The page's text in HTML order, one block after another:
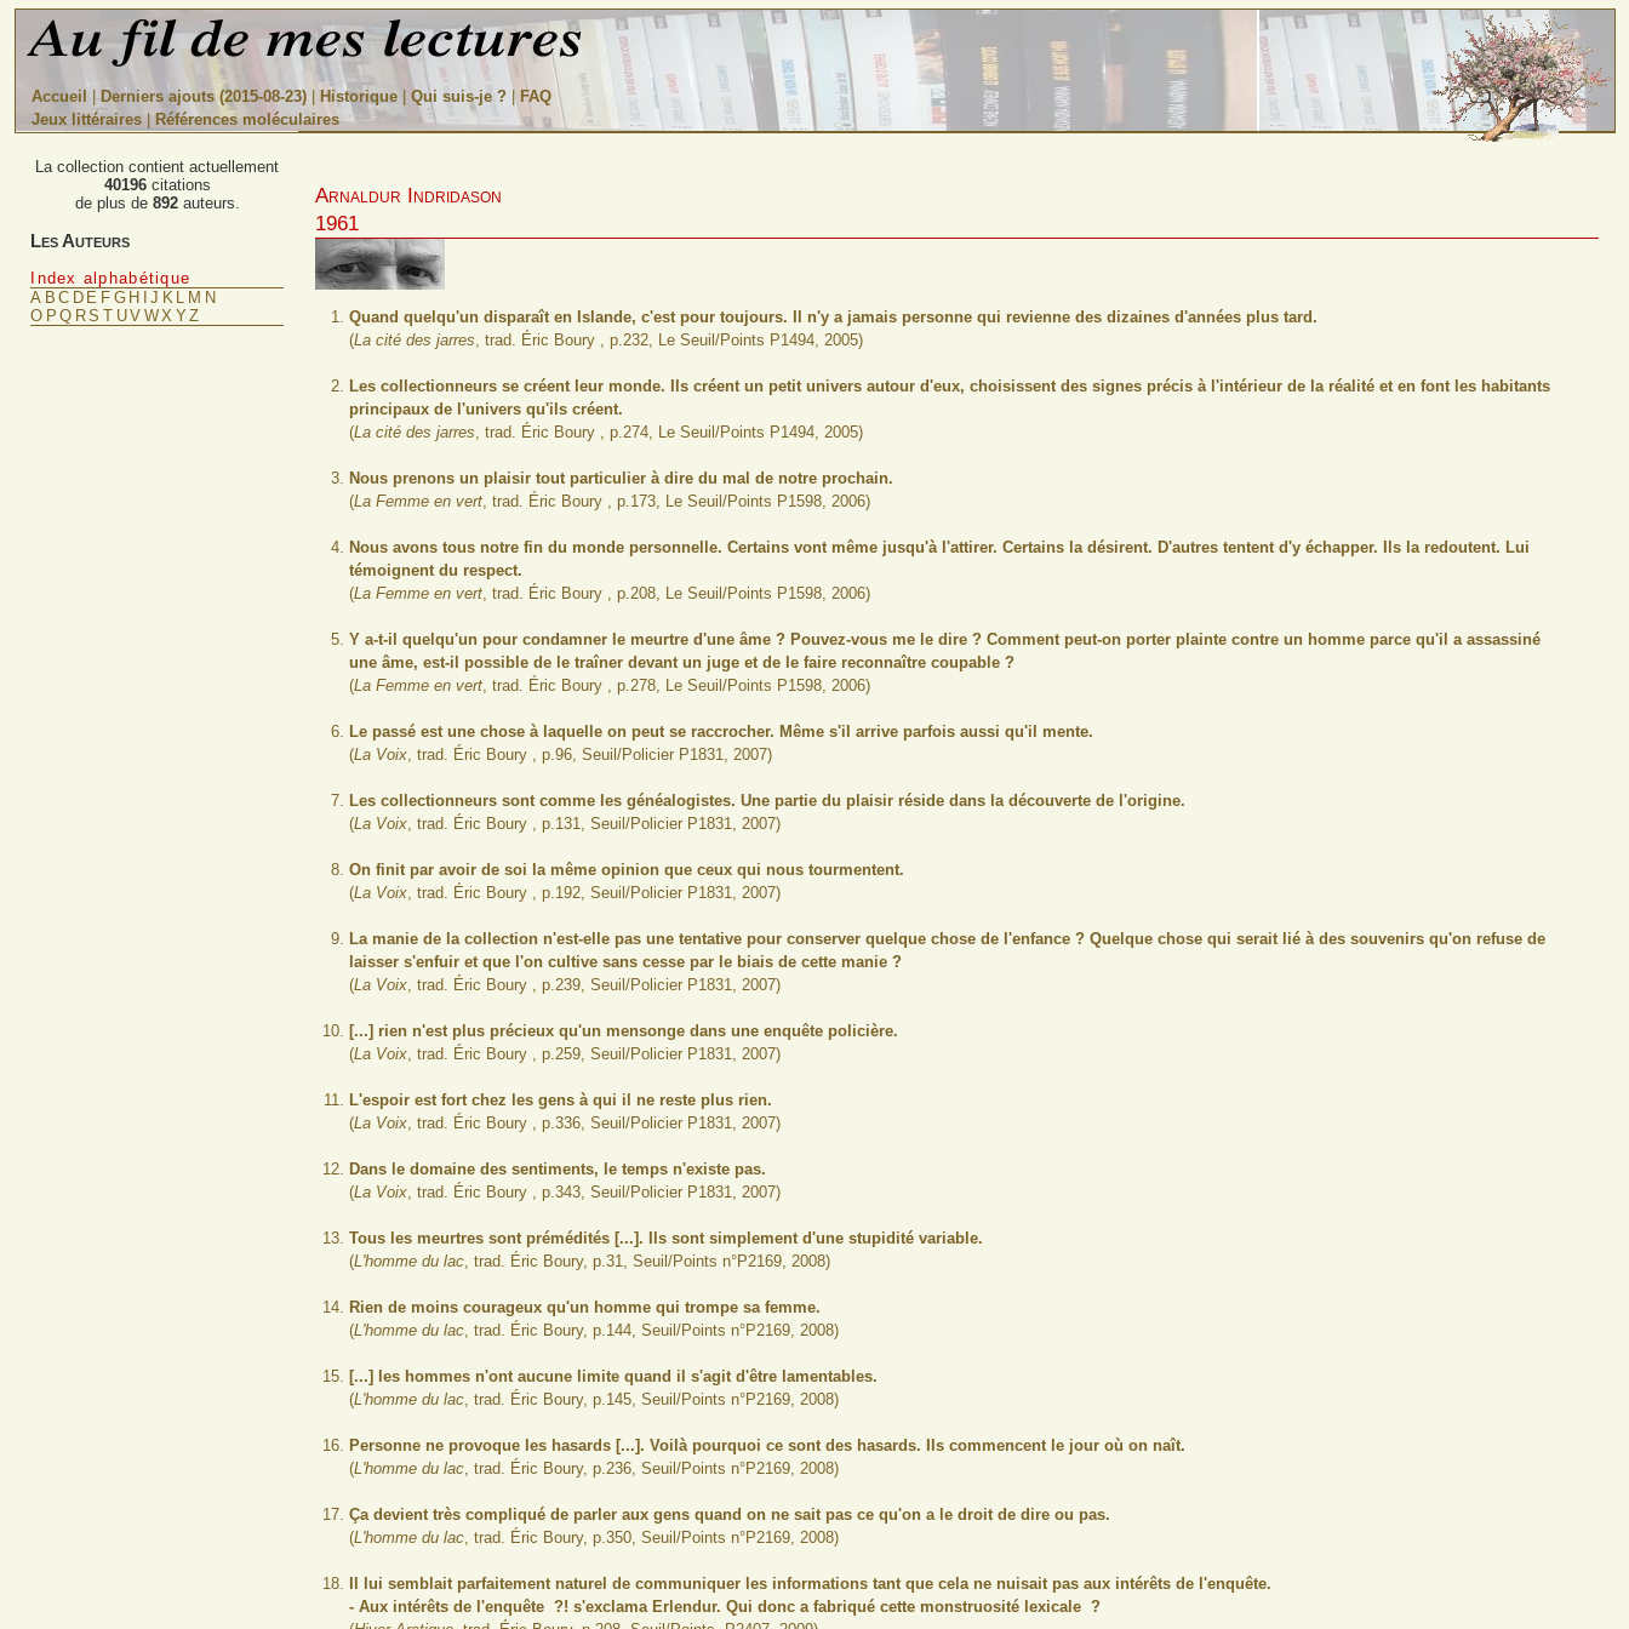
Accueil | Derniers ajouts (2015-08-23) | Historique| Qui suis-je ? | FAQ
Jeux littéraires| Références moléculaires
Arnaldur Indridason
1961
Quand quelqu'un disparaît en Islande, c'est pour toujours. Il n'y a jamais personne qui revienne des dizaines d'années plus tard.
(La cité des jarres , trad. Éric Boury , p.232, Le Seuil/Points P1494, 2005)
Les collectionneurs se créent leur monde. Ils créent un petit univers autour d'eux, choisissent des signes précis à l'intérieur de la réalité et en font les habitants
principaux de l'univers qu'ils créent.
(La cité des jarres , trad. Éric Boury , p.274, Le Seuil/Points P1494, 2005)
Nous prenons un plaisir tout particulier à dire du mal de notre prochain.
(La Femme en vert, trad. Éric Boury , p.173, Le Seuil/Points P1598, 2006)
Nous avons tous notre fin du monde personnelle. Certains vont même jusqu'à l'attirer. Certains la désirent. D'autres tentent d'y échapper. Ils la redoutent. Lui
témoignent du respect.
(La Femme en vert, trad. Éric Boury , p.208, Le Seuil/Points P1598, 2006)
Y a-t-il quelqu'un pour condamner le meurtre d'une âme ? Pouvez-vous me le dire ? Comment peut-on porter plainte contre un homme parce qu'il a assassiné
une âme, est-il possible de le traîner devant un juge et de le faire reconnaître coupable ?
(La Femme en vert, trad. Éric Boury , p.278, Le Seuil/Points P1598, 2006)
Le passé est une chose à laquelle on peut se raccrocher. Même s'il arrive parfois aussi qu'il mente.
(La Voix, trad. Éric Boury , p.96, Seuil/Policier P1831, 2007)
Les collectionneurs sont comme les généalogistes. Une partie du plaisir réside dans la découverte de l'origine.
(La Voix, trad. Éric Boury , p.131, Seuil/Policier P1831, 2007)
On finit par avoir de soi la même opinion que ceux qui nous tourmentent.
(La Voix, trad. Éric Boury , p.192, Seuil/Policier P1831, 2007)
La manie de la collection n'est-elle pas une tentative pour conserver quelque chose de l'enfance ? Quelque chose qui serait lié à des souvenirs qu'on refuse de
laisser s'enfuir et que l'on cultive sans cesse par le biais de cette manie ?
(La Voix, trad. Éric Boury , p.239, Seuil/Policier P1831, 2007)
[...] rien n'est plus précieux qu'un mensonge dans une enquête policière.
(La Voix, trad. Éric Boury , p.259, Seuil/Policier P1831, 2007)
L'espoir est fort chez les gens à qui il ne reste plus rien.
(La Voix, trad. Éric Boury , p.336, Seuil/Policier P1831, 2007)
Dans le domaine des sentiments, le temps n'existe pas.
(La Voix, trad. Éric Boury , p.343, Seuil/Policier P1831, 2007)
Tous les meurtres sont prémédités [...]. Ils sont simplement d'une stupidité variable.
(L'homme du lac, trad. Éric Boury, p.31, Seuil/Points n°P2169, 2008)
Rien de moins courageux qu'un homme qui trompe sa femme.
(L'homme du lac, trad. Éric Boury, p.144, Seuil/Points n°P2169, 2008)
[...] les hommes n'ont aucune limite quand il s'agit d'être lamentables.
(L'homme du lac, trad. Éric Boury, p.145, Seuil/Points n°P2169, 2008)
Personne ne provoque les hasards [...]. Voilà pourquoi ce sont des hasards. Ils commencent le jour où on naît.
(L'homme du lac, trad. Éric Boury, p.236, Seuil/Points n°P2169, 2008)
Ça devient très compliqué de parler aux gens quand on ne sait pas ce qu'on a le droit de dire ou pas.
(L'homme du lac, trad. Éric Boury, p.350, Seuil/Points n°P2169, 2008)
Il lui semblait parfaitement naturel de communiquer les informations tant que cela ne nuisait pas aux intérêts de l'enquête.
- Aux intérêts de l'enquête ?! s'exclama Erlendur. Qui donc a fabriqué cette monstruosité lexicale ?
La collection contient actuellement
40196citations
de plus de 892auteurs.
Les Auteurs
Index alphabétique
A BC D E F G H IJ K L M N
O PQ RST UV WX YZ